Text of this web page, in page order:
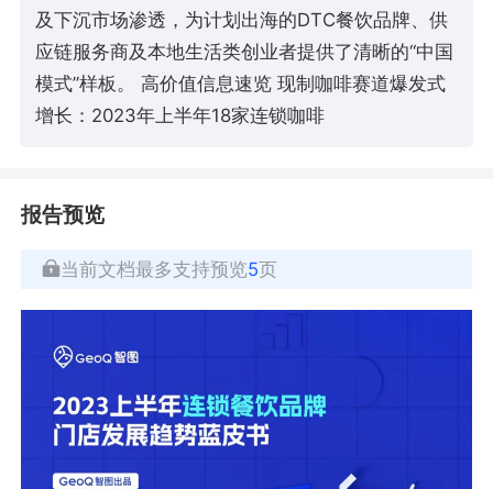
及下沉市场渗透，为计划出海的DTC餐饮品牌、供
应链服务商及本地生活类创业者提供了清晰的“中国
模式”样板。 高价值信息速览 现制咖啡赛道爆发式
增长：2023年上半年18家连锁咖啡
报告预览
当前文档最多支持预览5页